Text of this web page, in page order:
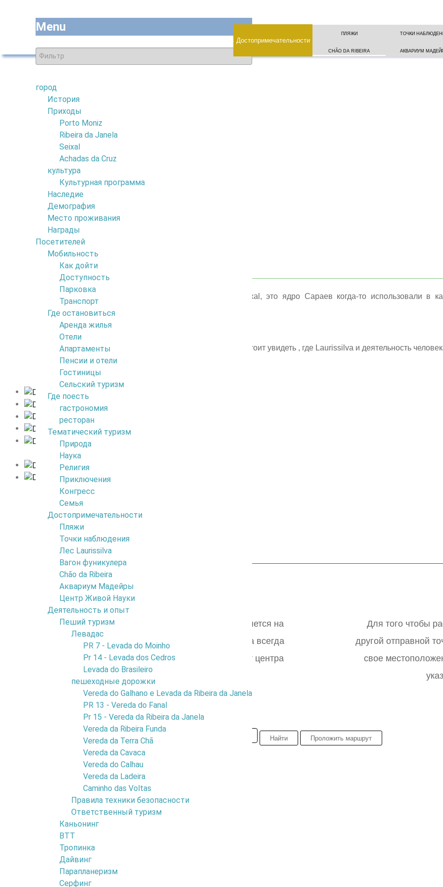
Menu
город
История
Приходы
Porto Moniz
Ribeira da Janela
Seixal
Achadas da Cruz
культура
Культурная программа
Наследие
Демография
Место проживания
Награды
Посетителей
Мобильность
Как дойти
Доступность
Парковка
Транспорт
Где остановиться
Аренда жилья
Отели
Апартаменты
Пенсии и отели
Гостиницы
Сельский туризм
Где поесть
гастрономия
ресторан
Тематический туризм
Природа
Наука
Религия
Приключения
Конгресс
Семья
Достопримечательности
Пляжи
Точки наблюдения
Лес Laurissilva
Вагон фуникулера
Chão da Ribeira
Аквариум Мадейры
Центр Живой Науки
Деятельность и опыт
Пеший туризм
Левадас
PR 7 - Levada do Moinho
Pr 14 - Levada dos Cedros
Levada do Brasileiro
пешеходные дорожки
Vereda do Galhano e Levada da Ribeira da Janela
PR 13 - Vereda do Fanal
Pr 15 - Vereda da Ribeira da Janela
Vereda da Ribeira Funda
Vereda da Terra Chã
Vereda da Cavaca
Vereda do Calhau
Vereda da Ladeira
Caminho das Voltas
Правила техники безопасности
Ответственный туризм
Каньонинг
BTT
Тропинка
Дайвинг
Парапланеризм
Серфинг
Достопримечательности
ПЛЯЖИ ТОЧКИ
CHÃO DA RIBEIRA АКВАРИУМ
Chão da Ribeira
Расположенный в большой долине с видом на Seixal, это ядро Сараев когда-то использовали в
хозяйства.
Сегодня они являются неотъемлемой частью пейзажа.
Chão da Ribeira это идиллическом сценарий который стоит увидеть , где Laurissilva и деятельность
Как дойти
Ваша отправная точка определяется на
карте ниже. По умолчанию карта всегда
показывает маршрут, начиная от центра
Для того чтобы
другой отправной
свое
Найти Проложить маршрут